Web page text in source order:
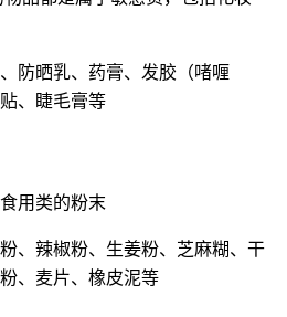
防晒乳、药膏、发胶（啫喱
、睫毛膏等
用类的粉末
、辣椒粉、生姜粉、芝麻糊、干
、麦片、橡皮泥等